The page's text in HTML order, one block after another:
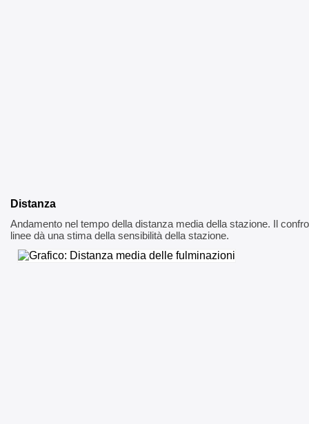
Distanza
Andamento nel tempo della distanza media della stazione. Il
linee dà una stima della sensibilità della stazione.